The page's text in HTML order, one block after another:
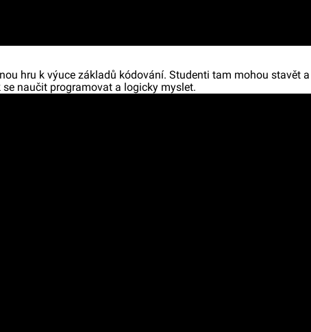
hru k výuce základů kódování. Studenti tam mohou stavět
naučit programovat a logicky myslet.